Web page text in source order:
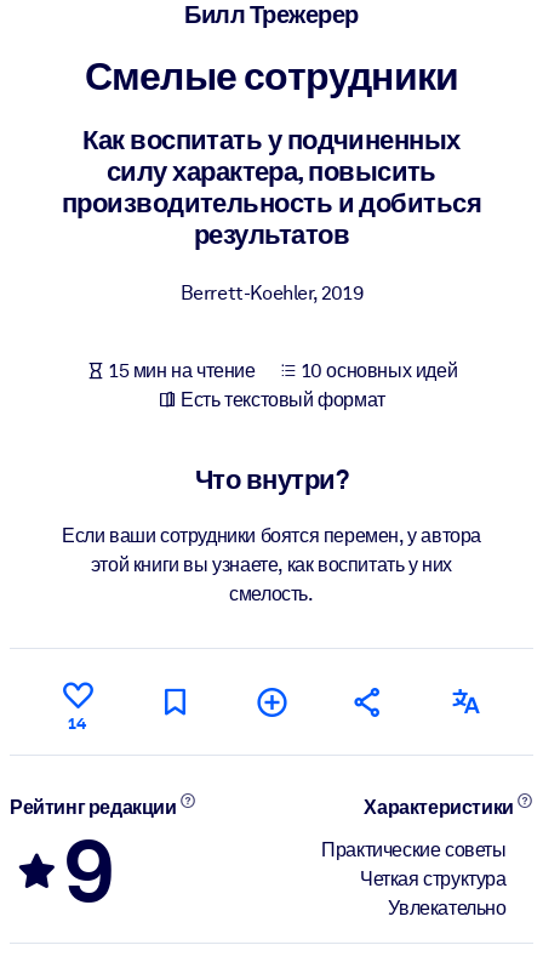
ПО СИСТЕМАМ
Интегрируйте краткие проверенные знания в вашу LMS/LXP для
лучших результатов обучения.
Для корпоративных библиотек
использованию бизнес-знаниями.
Используйте надежные структурированные знания для
результатов ваших ИИ-систем.
Билл Трежерер
Смелые сотрудники
Как воспитать у подчиненных
силу характера, повысить
производительность и добиться
результатов
Berrett-Koehler,2019
15 мин на чтение
10 основных идей
Есть текстовый формат
Что внутри?
Если ваши сотрудники боятся перемен, у автора
этой книги вы узнаете, как воспитать у них
смелость.
14
Рейтинг редакции
9
Характеристики
Практические советы
Четкая структура
Увлекательно